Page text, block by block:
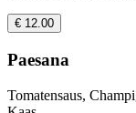
€ 12.00
Paesana
Tomatensaus,